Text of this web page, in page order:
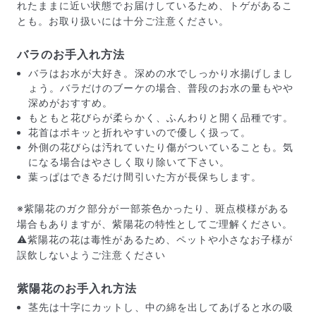
商品ページに掲載している写真は、実際にお届けする商
品を撮影したものです。お花は生き物なので、どうして
だけ写真のイメージに近いものをお届けできるように人
の目でチェックをしています。
よくある質問
Q. 毎月自動でお花が届くサービスですか？
いいえ、毎月自動でお届けするサービスではありません。好
れたままに近い状態でお届けしているため、トゲがあるこ
とも。お取り扱いには十分ご注意ください。
バラのお手入れ方法
バラはお水が大好き。深めの水でしっかり水揚げしまし
ょう。バラだけのブーケの場合、普段のお水の量もやや
深めがおすすめ。
もともと花びらが柔らかく、ふんわりと開く品種です。
花首はポキッと折れやすいので優しく扱って。
外側の花びらは汚れていたり傷がついていることも。気
になる場合はやさしく取り除いて下さい。
葉っぱはできるだけ間引いた方が長保ちします。
※紫陽花のガク部分が一部茶色かったり、斑点模様がある
場合もありますが、紫陽花の特性としてご理解ください。
⚠️紫陽花の花は毒性があるため、ペットや小さなお子様が
誤飲しないようご注意ください
紫陽花のお手入れ方法
茎先は十字にカットし、中の綿を出してあげると水の吸